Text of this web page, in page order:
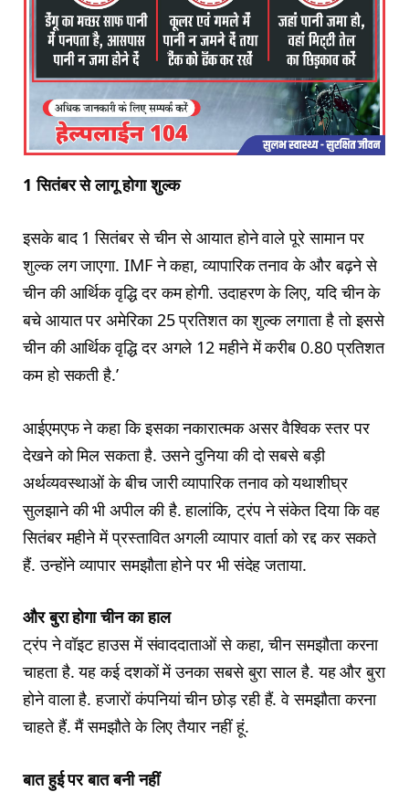
1 सितंबर से लागू होगा शुल्क
इसके बाद 1 सितंबर से चीन से आयात होने वाले पूरे सामान पर
शुल्क लग जाएगा. IMF ने कहा, व्यापारिक तनाव के और बढ़ने से
चीन की आर्थिक वृद्धि दर कम होगी. उदाहरण के लिए, यदि चीन के
बचे आयात पर अमेरिका 25 प्रतिशत का शुल्क लगाता है तो इससे
चीन की आर्थिक वृद्धि दर अगले 12 महीने में करीब 0.80 प्रतिशत
कम हो सकती है.’
आईएमएफ ने कहा कि इसका नकारात्मक असर वैश्विक स्तर पर
देखने को मिल सकता है. उसने दुनिया की दो सबसे बड़ी
अर्थव्यवस्थाओं के बीच जारी व्यापारिक तनाव को यथाशीघ्र
सुलझाने की भी अपील की है. हालांकि, ट्रंप ने संकेत दिया कि वह
सितंबर महीने में प्रस्तावित अगली व्यापार वार्ता को रद्द कर सकते
हैं. उन्होंने व्यापार समझौता होने पर भी संदेह जताया.
और बुरा होगा चीन का हाल
ट्रंप ने वॉइट हाउस में संवाददाताओं से कहा, चीन समझौता करना
चाहता है. यह कई दशकों में उनका सबसे बुरा साल है. यह और बुरा
होने वाला है. हजारों कंपनियां चीन छोड़ रही हैं. वे समझौता करना
चाहते हैं. मैं समझौते के लिए तैयार नहीं हूं.
बात हुई पर बात बनी नहीं